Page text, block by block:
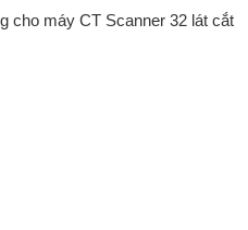
cho máy CT Scanner 32 lát cắt